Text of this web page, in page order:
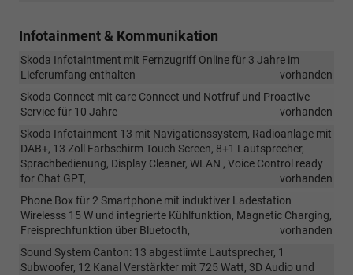
Infotainment & Kommunikation
Skoda Infotaintment mit Fernzugriff Online für 3 Jahre im
Lieferumfang enthalten
vorhanden
Skoda Connect mit care Connect und Notfruf und Proactive
Service für 10 Jahre
vorhanden
Skoda Infotainment 13 mit Navigationssystem, Radioanlage mit
DAB+, 13 Zoll Farbschirm Touch Screen, 8+1 Lautsprecher,
Sprachbedienung, Display Cleaner, WLAN , Voice Control ready
for Chat GPT,
vorhanden
Phone Box für 2 Smartphone mit induktiver Ladestation
Wirelesss 15 W und integrierte Kühlfunktion, Magnetic Charging,
Freisprechfunktion über Bluetooth,
vorhanden
Sound System Canton: 13 abgestiimte Lautsprecher, 1
Subwoofer, 12 Kanal Verstärkter mit 725 Watt, 3D Audio und